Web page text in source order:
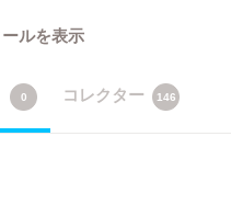
ルを表示
0 コレクター 146